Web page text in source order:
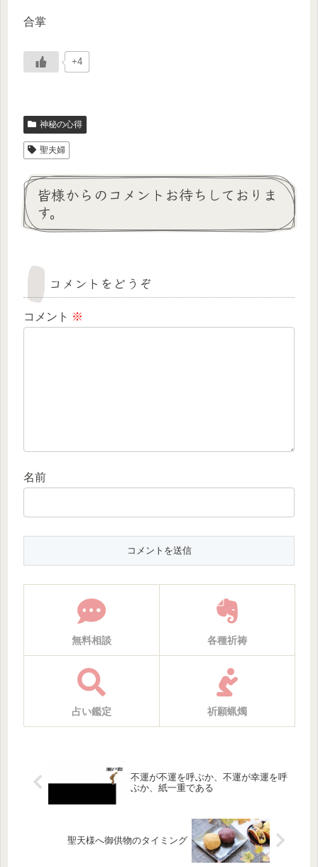
合掌
+4
神秘の心得
聖夫婦
皆様からのコメントお待ちしておりま
す。
コメントをどうぞ
コメント ※
名前
無料相談 各種祈祷
占い鑑定 祈願蝋燭
不運が不運を呼ぶか、不運が幸運を呼
ぶか、紙一重である
聖天様へ御供物のタイミング